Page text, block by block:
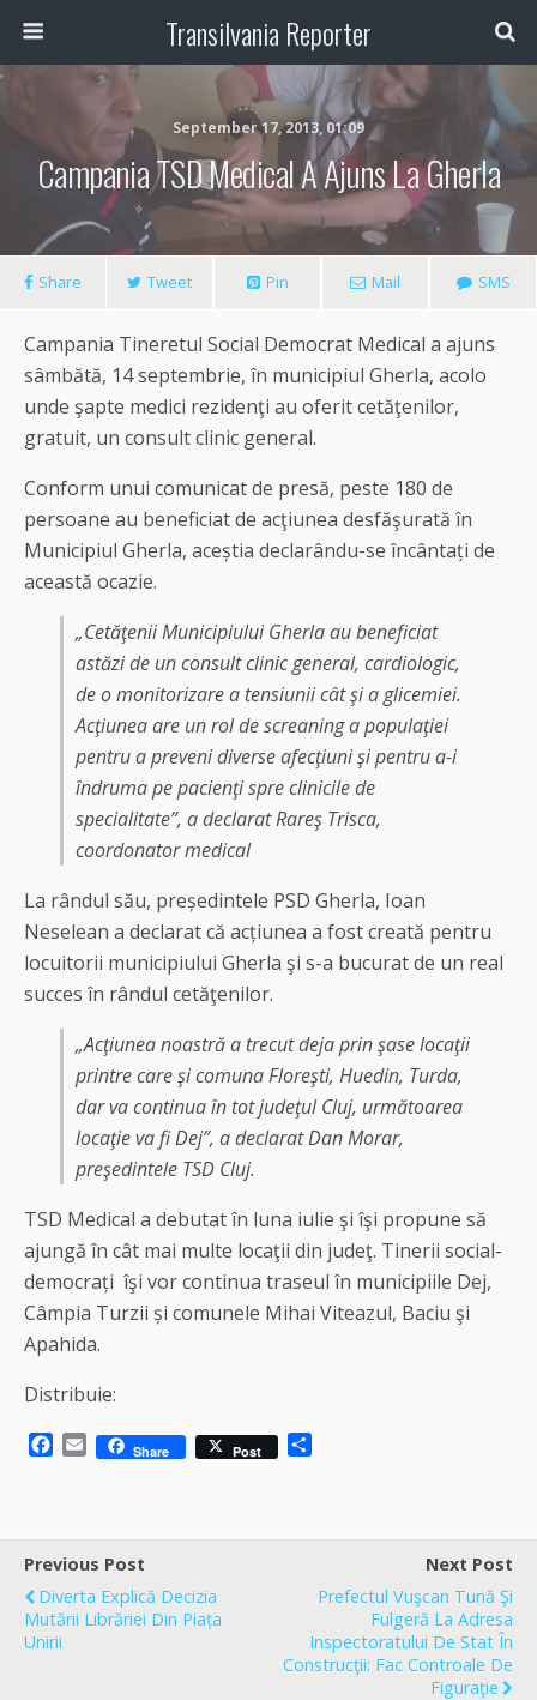
Transilvania Reporter
September 17, 2013, 01:09
Campania TSD Medical A Ajuns La Gherla
Share Tweet Pin Mail SMS
Campania Tineretul Social Democrat Medical a ajuns
sâmbătă, 14 septembrie, în municipiul Gherla, acolo
unde şapte medici rezidenţi au oferit cetăţenilor,
gratuit, un consult clinic general.
Conform unui comunicat de presă, peste 180 de
persoane au beneficiat de acţiunea desfăşurată în
Municipiul Gherla, aceștia declarându-se încântați de
această ocazie.
„Cetăţenii Municipiului Gherla au beneficiat
astăzi de un consult clinic general, cardiologic,
de o monitorizare a tensiunii cât şi a glicemiei.
Acţiunea are un rol de screaning a populaţiei
pentru a preveni diverse afecţiuni şi pentru a-i
îndruma pe pacienţi spre clinicile de
specialitate”, a declarat Rareş Trisca,
coordonator medical
La rândul său, președintele PSD Gherla, Ioan
Neselean a declarat că acțiunea a fost creată pentru
locuitorii municipiului Gherla şi s-a bucurat de un real
succes în rândul cetăţenilor.
„Acţiunea noastră a trecut deja prin şase locaţii
printre care şi comuna Floreşti, Huedin, Turda,
dar va continua în tot judeţul Cluj, următoarea
locaţie va fi Dej”, a declarat Dan Morar,
preşedintele TSD Cluj.
TSD Medical a debutat în luna iulie şi îşi propune să
ajungă în cât mai multe locaţii din judeţ. Tinerii social-
democrați îşi vor continua traseul în municipiile Dej,
Câmpia Turzii și comunele Mihai Viteazul, Baciu şi
Apahida.
Distribuie:
b
o
o
k
E
l
Share Post
e
Previous Post
Diverta Explică Decizia
Mutării Librăriei Din Piața
Unirii
Next Post
Prefectul Vuşcan Tună Şi
Fulgeră La Adresa
Inspectoratului De Stat În
Construcţii: Fac Controale De
Figuraţie